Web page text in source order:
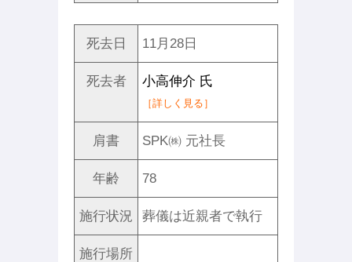
死去日 11月28日
死去者 小高伸介 氏
［詳しく見る］
肩書 SPK㈱ 元社長
年齢 78
施行状況 葬儀は近親者で執行
施行場所